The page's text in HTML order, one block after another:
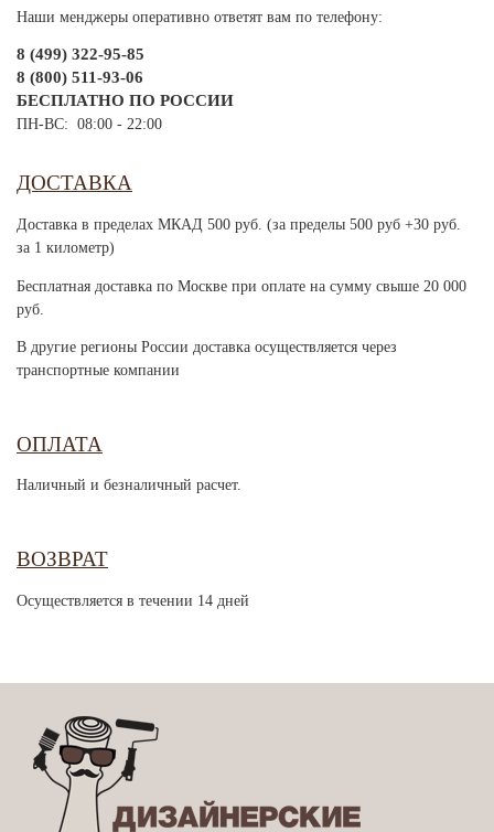
Наши менджеры оперативно ответят вам по телефону:
8 (499) 322-95-85
8 (800) 511-93-06
БЕСПЛАТНО ПО РОССИИ
ПН-ВС: 08:00 - 22:00
ДОСТАВКА
Доставка в пределах МКАД 500 руб. (за пределы 500 руб +30 руб.
за 1 километр)
Бесплатная доставка по Москве при оплате на сумму свыше 20 000
руб.
В другие регионы России доставка осуществляется через
транспортные компании
ОПЛАТА
Наличный и безналичный расчет.
ВОЗВРАТ
Осуществляется в течении 14 дней